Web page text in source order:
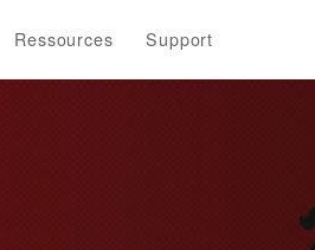
Ressources Support